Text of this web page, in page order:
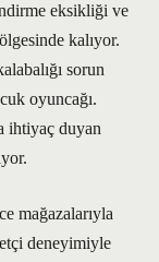
eksikliği ve
kalıyor.
sorun
oyuncağı.
ihtiyaç duyan
mağazalarıyla
deneyimiyle